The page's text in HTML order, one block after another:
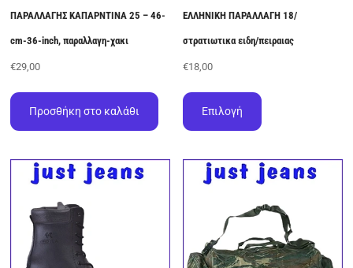
ΠΑΡΑΛΛΑΓΗΣ ΚΑΠΑΡΝΤΙΝΑ 25 – 46-
cm-36-inch, παραλλαγη-χακι
€29,00
Προσθήκη στο καλάθι
ΕΛΛΗΝΙΚΗ ΠΑΡΑΛΛΑΓΗ 18/
στρατιωτικα ειδη/πειραιας
€18,00
Επιλογή
προϊόν
παραλλαγές.
Οι
επιλογές
μπορούν
να
επιλεγούν